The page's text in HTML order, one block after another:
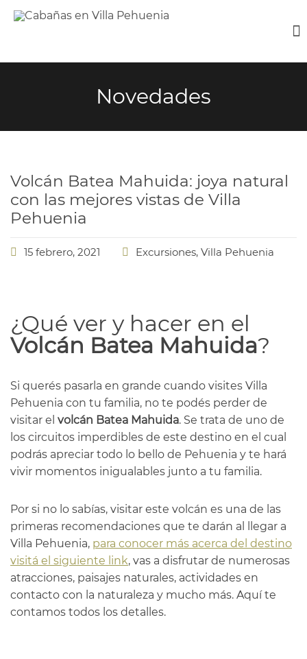
Novedades
Volcán Batea Mahuida: joya natural
con las mejores vistas de Villa
Pehuenia
15 febrero, 2021 Excursiones, Villa Pehuenia
¿Qué ver y hacer en el
Volcán Batea Mahuida?
Si querés pasarla en grande cuando visites Villa
Pehuenia con tu familia, no te podés perder de
visitar el volcán Batea Mahuida. Se trata de uno de
los circuitos imperdibles de este destino en el cual
podrás apreciar todo lo bello de Pehuenia y te hará
vivir momentos inigualables junto a tu familia.
Por si no lo sabías, visitar este volcán es una de las
primeras recomendaciones que te darán al llegar a
Villa Pehuenia, para conocer más acerca del destino
visitá el siguiente link, vas a disfrutar de numerosas
atracciones, paisajes naturales, actividades en
contacto con la naturaleza y mucho más. Aquí te
contamos todos los detalles.